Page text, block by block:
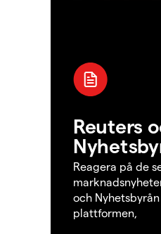
Reuters
Reagera på de
och
plattformen,